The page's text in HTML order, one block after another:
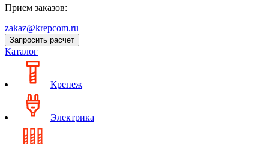
Прием заказов:
zakaz@krepcom.ru
Запросить расчет
Каталог
Крепеж
Электрика